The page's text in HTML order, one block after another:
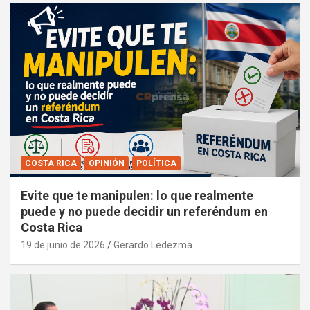
COSTA RICA OPINIÓN POLÍTICA
Evite que te manipulen: lo que realmente
puede y no puede decidir un referéndum en
Costa Rica
19 de junio de 2026 Gerardo Ledezma